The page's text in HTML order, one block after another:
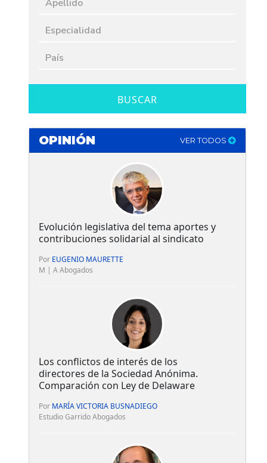
BUSCAR
OPINIÓN VER TODOS
Evolución legislativa del tema aportes y
contribuciones solidarial al sindicato
Por EUGENIO MAURETTE
M | A Abogados
Los conflictos de interés de los
directores de la Sociedad Anónima.
Comparación con Ley de Delaware
Por MARÍA VICTORIA BUSNADIEGO
Estudio Garrido Abogados